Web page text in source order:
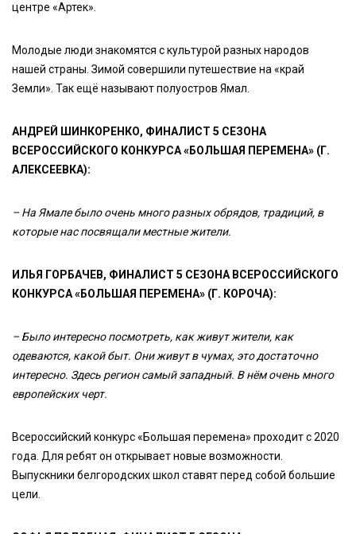
центре «Артек».
Молодые люди знакомятся с культурой разных народов
нашей страны. Зимой совершили путешествие на «край
Земли». Так ещё называют полуостров Ямал.
АНДРЕЙ ШИНКОРЕНКО, ФИНАЛИСТ 5 СЕЗОНА
ВСЕРОССИЙСКОГО КОНКУРСА «БОЛЬШАЯ ПЕРЕМЕНА» (Г.
АЛЕКСЕЕВКА):
– На Ямале было очень много разных обрядов, традиций, в
которые нас посвящали местные жители.
ИЛЬЯ ГОРБАЧЕВ, ФИНАЛИСТ 5 СЕЗОНА ВСЕРОССИЙСКОГО
КОНКУРСА «БОЛЬШАЯ ПЕРЕМЕНА» (Г. КОРОЧА):
– Было интересно посмотреть, как живут жители, как
одеваются, какой быт. Они живут в чумах, это достаточно
интересно. Здесь регион самый западный. В нём очень много
европейских черт.
Всероссийский конкурс «Большая перемена» проходит с 2020
года. Для ребят он открывает новые возможности.
Выпускники белгородских школ ставят перед собой большие
цели.